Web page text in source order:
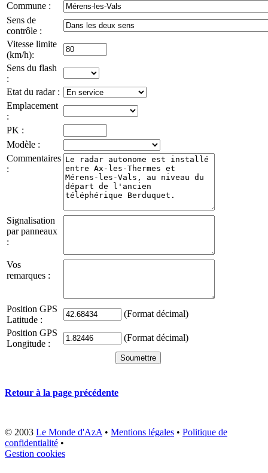
Commune :
Sens de
contrôle :
Vitesse limite
(km/h):
Sens du flash
:
Etat du radar :
Emplacement
:
PK :
Modèle :
Commentaires
:
Signalisation
par panneaux
:
Vos
remarques :
Position GPS
Latitude :
(Format décimal)
Position GPS
Longitude :
(Format décimal)
Retour à la page précédente
© 2003 Le Monde d'AzA • Mentions légales • Politique de
confidentialité •
Gestion cookies